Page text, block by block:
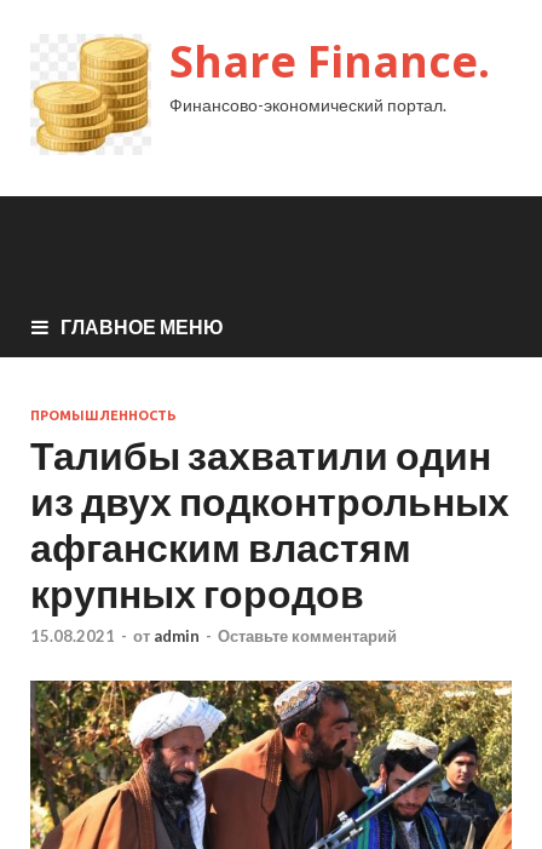
Share Finance.
Финансово-экономический портал.
ГЛАВНОЕ МЕНЮ
ПРОМЫШЛЕННОСТЬ
Талибы захватили один
из двух подконтрольных
афганским властям
крупных городов
15.08.2021 - от admin - Оставьте комментарий